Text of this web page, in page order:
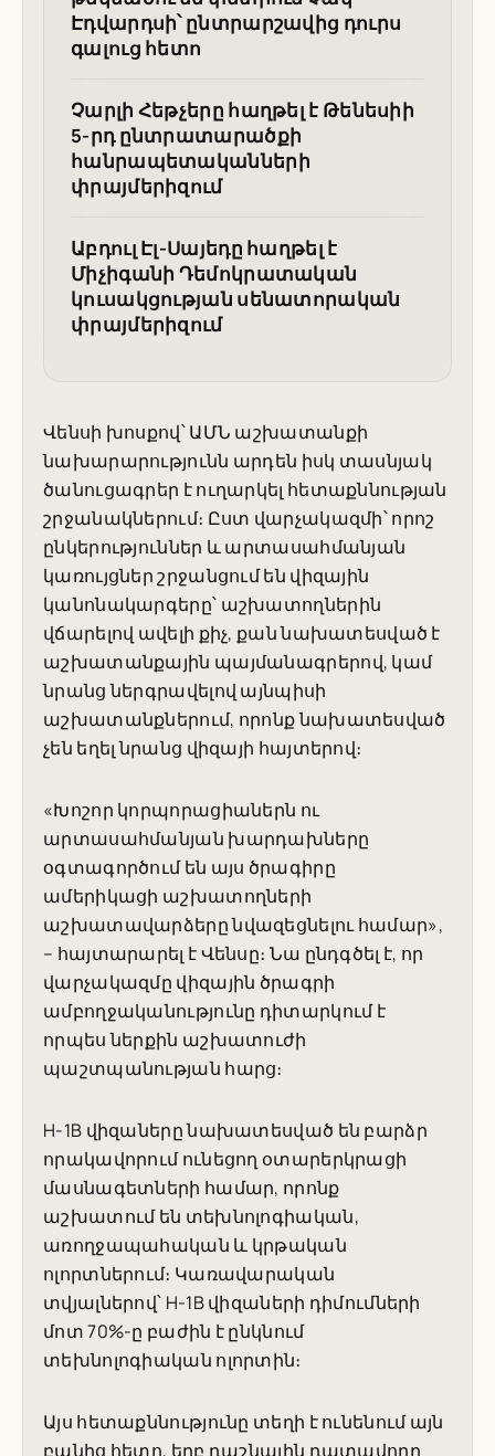
Էդվարդսի՝ ընտրարշավից դուրս
գալուց հետո
Չարլի Հեթչերը հաղթել է Թենեսիի
5-րդ ընտրատարածքի
հանրապետականների
փրայմերիզում
Աբդուլ Էլ-Սայեդը հաղթել է
Միչիգանի Դեմոկրատական
կուսակցության սենատորական
փրայմերիզում
Վենսի խոսքով՝ ԱՄՆ աշխատանքի
նախարարությունն արդեն իսկ տասնյակ
ծանուցագրեր է ուղարկել հետաքննության
շրջանակներում։ Ըստ վարչակազմի՝ որոշ
ընկերություններ և արտասահմանյան
կառույցներ շրջանցում են վիզային
կանոնակարգերը՝ աշխատողներին
վճարելով ավելի քիչ, քան նախատեսված է
աշխատանքային պայմանագրերով, կամ
նրանց ներգրավելով այնպիսի
աշխատանքներում, որոնք նախատեսված
չեն եղել նրանց վիզայի հայտերով։
«Խոշոր կորպորացիաներն ու
արտասահմանյան խարդախները
օգտագործում են այս ծրագիրը
ամերիկացի աշխատողների
աշխատավարձերը նվազեցնելու համար»,
– հայտարարել է Վենսը։ Նա ընդգծել է, որ
վարչակազմը վիզային ծրագրի
ամբողջականությունը դիտարկում է
որպես ներքին աշխատուժի
պաշտպանության հարց։
H-1B վիզաները նախատեսված են բարձր
որակավորում ունեցող օտարերկրացի
մասնագետների համար, որոնք
աշխատում են տեխնոլոգիական,
առողջապահական և կրթական
ոլորտներում։ Կառավարական
տվյալներով՝ H-1B վիզաների դիմումների
մոտ 70%-ը բաժին է ընկնում
տեխնոլոգիական ոլորտին։
Այս հետաքննությունը տեղի է ունենում այն
բանից հետո, երբ դաշնային դատավորը